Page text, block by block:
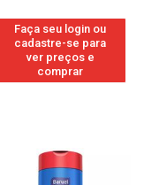
Faça seu login ou
cadastre-se para
ver preços e
comprar